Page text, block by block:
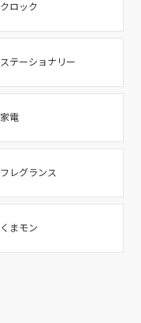
クロック
ステーショナリー
家電
フレグランス
くまモン